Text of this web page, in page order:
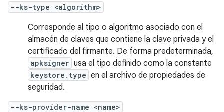
--ks-type <algorithm>
Corresponde al tipo o algoritmo asociado con el
almacén de claves que contiene la clave privada y el
certificado del firmante. De forma predeterminada,
apksigner usa el tipo definido como la constante
keystore.type en el archivo de propiedades de
seguridad.
--ks-provider-name <name>